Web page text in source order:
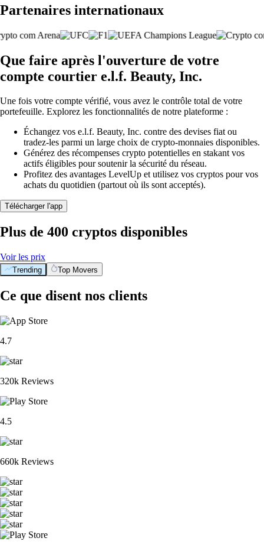
Partenaires internationaux
Que faire après l'ouverture de votre
compte courtier e.l.f. Beauty, Inc.
Une fois votre compte vérifié, vous avez le contrôle total de votre
portefeuille. Explorez les fonctionnalités de notre plateforme :
Échangez vos e.l.f. Beauty, Inc. contre des devises fiat ou
tradez-les parmi un large choix de crypto-monnaies disponibles.
Générez des récompenses crypto potentielles en stakant vos
actifs éligibles pour soutenir la sécurité du réseau.
Profitez des avantages LevelUp et utilisez vos cryptos pour vos
achats du quotidien (partout où ils sont acceptés).
Télécharger l'app
Plus de 400 cryptos disponibles
Voir les prix
Trending Top Movers
Ce que disent nos clients
4.7
320k Reviews
4.5
660k Reviews